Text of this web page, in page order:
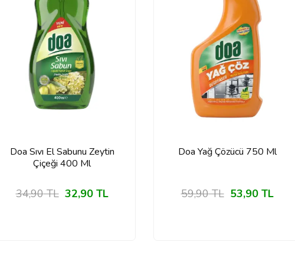
Doa Sıvı El Sabunu Zeytin
Çiçeği 400 Ml
34,90TL 32,90TL
Doa Yağ Çözücü 750 Ml
59,90TL 53,90TL